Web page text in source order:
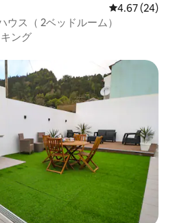
レビュー24
4.67 (24)
ス（ 2ベッドルーム）
ング